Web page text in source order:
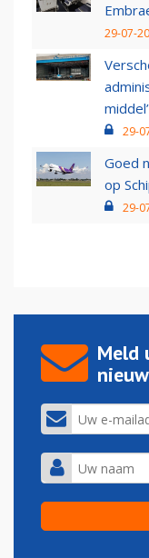
29-07-
middel’
29-
Goed
op
29-
Meld